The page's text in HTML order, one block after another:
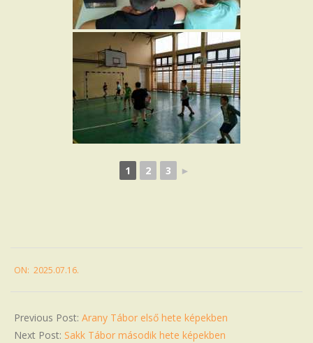
1 2 3 ►
07-
ON: 2025.07.16.
Previous Post: Arany Tábor első hete képekben
Next Post: Sakk Tábor második hete képekben